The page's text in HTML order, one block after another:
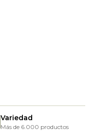
Variedad
Más de 6.000 productos